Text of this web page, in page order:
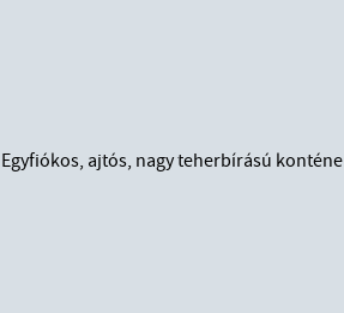
Egyfiókos, ajtós, nagy teherbírású